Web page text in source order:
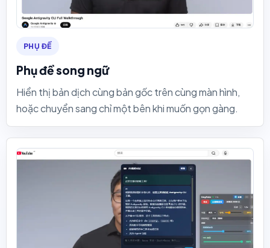
PHỤ ĐỀ
Phụ đề song ngữ
Hiển thị bản dịch cùng bản gốc trên cùng màn hình,
hoặc chuyển sang chỉ một bên khi muốn gọn gàng.